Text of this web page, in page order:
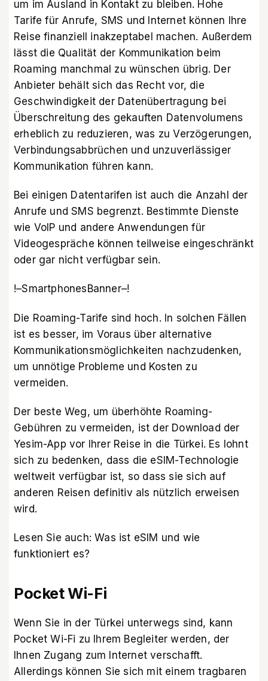
um im Ausland in Kontakt zu bleiben. Hohe
Tarife für Anrufe, SMS und Internet können Ihre
Reise finanziell inakzeptabel machen. Außerdem
lässt die Qualität der Kommunikation beim
Roaming manchmal zu wünschen übrig. Der
Anbieter behält sich das Recht vor, die
Geschwindigkeit der Datenübertragung bei
Überschreitung des gekauften Datenvolumens
erheblich zu reduzieren, was zu Verzögerungen,
Verbindungsabbrüchen und unzuverlässiger
Kommunikation führen kann.
Bei einigen Datentarifen ist auch die Anzahl der
Anrufe und SMS begrenzt. Bestimmte Dienste
wie VoIP und andere Anwendungen für
Videogespräche können teilweise eingeschränkt
oder gar nicht verfügbar sein.
!–SmartphonesBanner–!
Die Roaming-Tarife sind hoch. In solchen Fällen
ist es besser, im Voraus über alternative
Kommunikationsmöglichkeiten nachzudenken,
um unnötige Probleme und Kosten zu
vermeiden.
Der beste Weg, um überhöhte Roaming-
Gebühren zu vermeiden, ist der Download der
Yesim-App vor Ihrer Reise in die Türkei. Es lohnt
sich zu bedenken, dass die eSIM-Technologie
weltweit verfügbar ist, so dass sie sich auf
anderen Reisen definitiv als nützlich erweisen
wird.
Lesen Sie auch:Was ist eSIM und wie
funktioniert es?
Pocket Wi-Fi
Wenn Sie in der Türkei unterwegs sind, kann
Pocket Wi-Fi zu Ihrem Begleiter werden, der
Ihnen Zugang zum Internet verschafft.
Allerdings können Sie sich mit einem tragbaren